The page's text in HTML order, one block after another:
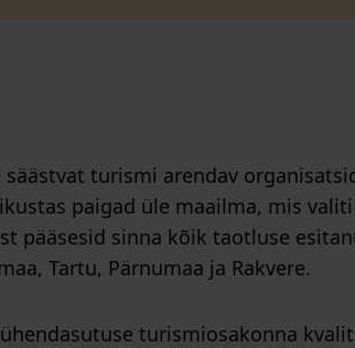
säästvat turismi arendav
paigad üle maailma, mis
pääsesid sinna kõik taotluse
Tartu, Pärnumaa ja Rakvere.
ühendasutuse turismiosakonna